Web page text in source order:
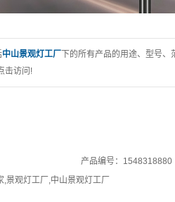
中山景观灯工厂 下的所有产品的用途、型号
击访问!
产品编号：1548318880
,景观灯工厂 ,中山景观灯工厂